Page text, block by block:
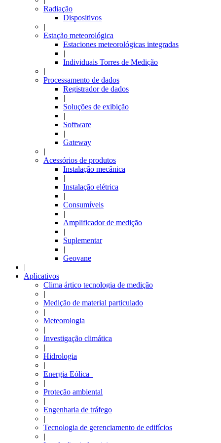
Radiação
Dispositivos
|
Estação meteorológica
Estaciones meteorológicas integradas
|
Individuais Torres de Medição
|
Processamento de dados
Registrador de dados
|
Soluções de exibição
|
Software
|
Gateway
|
Acessórios de produtos
Instalação mecânica
|
Instalação elétrica
|
Consumíveis
|
Amplificador de medição
|
Suplementar
|
Geovane
|
Aplicativos
Clima ártico tecnologia de medição
|
Medição de material particulado
|
Meteorologia
|
Investigação climática
|
Hidrologia
|
Energia Eólica
|
Proteção ambiental
|
Engenharia de tráfego
|
Tecnologia de gerenciamento de edifícios
|